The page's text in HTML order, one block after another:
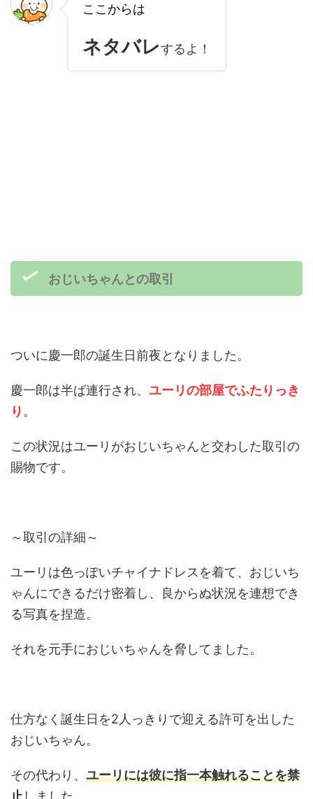
ここからは
ネタバレするよ！
おじいちゃんとの取引
ついに慶一郎の誕生日前夜となりました。
慶一郎は半ば連行され、 ユーリの部屋でふたりっき
り 。
この状況はユーリがおじいちゃんと交わした取引の
賜物です。
～取引の詳細～
ユーリは色っぽいチャイナドレスを着て、おじいち
ゃんにできるだけ密着し、良からぬ状況を連想でき
る写真を捏造。
それを元手におじいちゃんを脅してました。
仕方なく誕生日を2人っきりで迎える許可を出した
おじいちゃん。
その代わり、 ユーリには彼に指一本触れることを禁
止 しました。